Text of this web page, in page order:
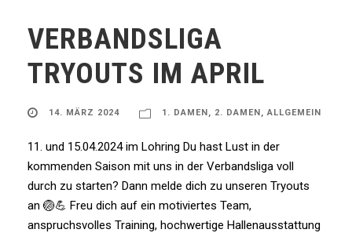
VERBANDSLIGA
TRYOUTS IM APRIL
14. MÄRZ 2024 1. DAMEN, 2. DAMEN, ALLGEMEIN
11. und 15.04.2024 im Lohring Du hast Lust in der
kommenden Saison mit uns in der Verbandsliga voll
durch zu starten? Dann melde dich zu unseren Tryouts
an 🏐💪 Freu dich auf ein motiviertes Team,
anspruchsvolles Training, hochwertige Hallenausstattung